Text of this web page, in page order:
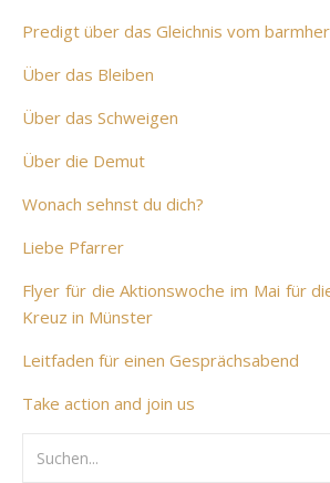
Predigt über das Gleichnis vom
Über das Bleiben
Über das Schweigen
Über die Demut
Wonach sehnst du dich?
Liebe Pfarrer
Flyer für die Aktionswoche im Mai für
Kreuz in Münster
Leitfaden für einen Gesprächsabend
Take action and join us